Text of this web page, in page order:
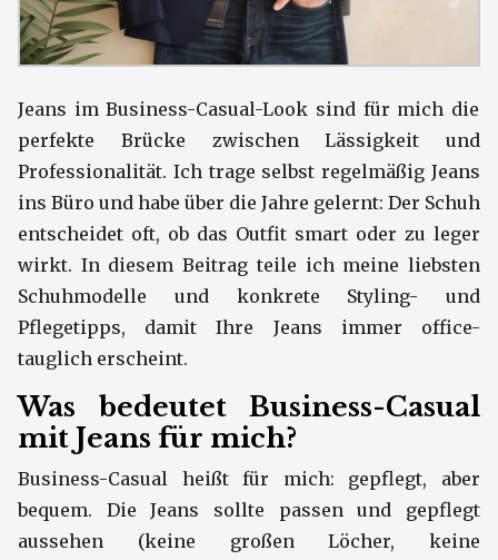
Jeans im Business-Casual-Look sind für mich die
perfekte Brücke zwischen Lässigkeit und
Professionalität. Ich trage selbst regelmäßig Jeans
ins Büro und habe über die Jahre gelernt: Der Schuh
entscheidet oft, ob das Outfit smart oder zu leger
wirkt. In diesem Beitrag teile ich meine liebsten
Schuhmodelle und konkrete Styling- und
Pflegetipps, damit Ihre Jeans immer office-
tauglich erscheint.
Was bedeutet Business-Casual
mit Jeans für mich?
Business-Casual heißt für mich: gepflegt, aber
bequem. Die Jeans sollte passen und gepflegt
aussehen (keine großen Löcher, keine